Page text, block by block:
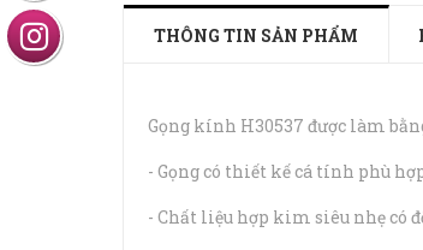
THÔNG TIN SẢN PHẨM
Gọng kính H30537 được làm
- Gọng có thiết kế cá tính phù
- Chất liệu hợp kim siêu nhẹ có